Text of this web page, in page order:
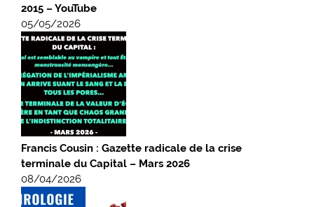
2015 – YouTube
05/05/2026
Francis Cousin : Gazette radicale de la crise
terminale du Capital – Mars 2026
08/04/2026